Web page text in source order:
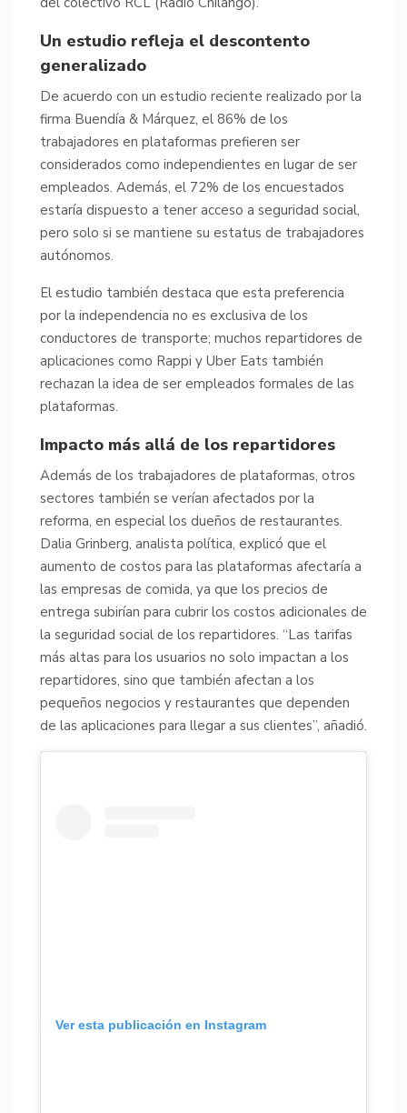
Un estudio refleja el descontento
generalizado
De acuerdo con un estudio reciente realizado por la
firma Buendía & Márquez, el 86% de los
trabajadores en plataformas prefieren ser
considerados como independientes en lugar de ser
empleados. Además, el 72% de los encuestados
estaría dispuesto a tener acceso a seguridad social,
pero solo si se mantiene su estatus de trabajadores
autónomos.
El estudio también destaca que esta preferencia
por la independencia no es exclusiva de los
conductores de transporte; muchos repartidores de
aplicaciones como Rappi y Uber Eats también
rechazan la idea de ser empleados formales de las
plataformas.
Impacto más allá de los repartidores
Además de los trabajadores de plataformas, otros
sectores también se verían afectados por la
reforma, en especial los dueños de restaurantes.
Dalia Grinberg, analista política, explicó que el
aumento de costos para las plataformas afectaría a
las empresas de comida, ya que los precios de
entrega subirían para cubrir los costos adicionales de
la seguridad social de los repartidores. “Las tarifas
más altas para los usuarios no solo impactan a los
repartidores, sino que también afectan a los
pequeños negocios y restaurantes que dependen
de las aplicaciones para llegar a sus clientes”, añadió.
Ver esta publicación en Instagram